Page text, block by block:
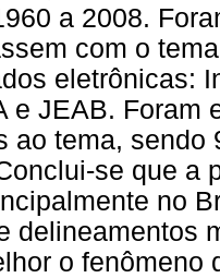
a 2008.
com o
eletrônicas:
e JEAB. Foram
ao tema, sendo
se que a
no
delineamentos
o fenômeno